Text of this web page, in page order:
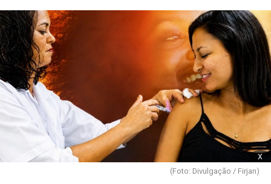
x
(Foto: Divulgação / Firjan)